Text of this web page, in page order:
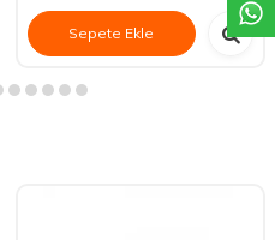
Sepete Ekle